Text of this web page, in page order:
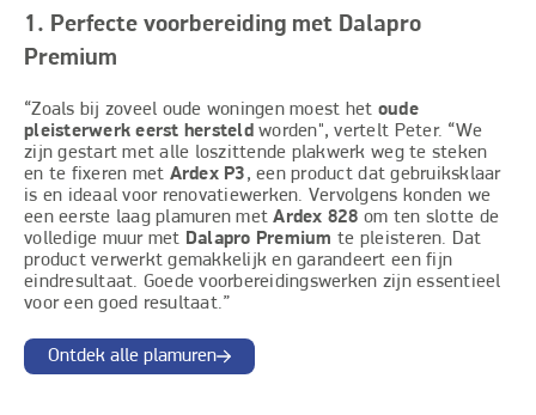
1. Perfecte voorbereiding met Dalapro
Premium
“Zoals bij zoveel oude woningen moest het oude
pleisterwerk eerst hersteldworden", vertelt Peter. “We
zijn gestart met alle loszittende plakwerk weg te steken
en te fixeren met Ardex P3, een product dat gebruiksklaar
is en ideaal voor renovatiewerken. Vervolgens konden we
een eerste laag plamuren metArdex 828 om ten slotte de
volledige muur met Dalapro Premium te pleisteren. Dat
product verwerkt gemakkelijk en garandeert een fijn
eindresultaat. Goede voorbereidingswerken zijn essentieel
voor een goed resultaat.”
Ontdek alle plamuren